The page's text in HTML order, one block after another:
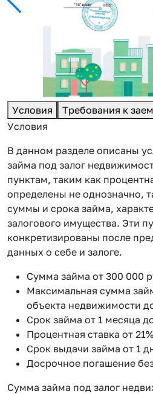
Условия
Требования к
Условия
В данном разделе описаны
займа под залог
пунктам, таким как
определены не однозначно,
суммы и срока займа,
залогового имущества. Эти
конкретизированы после
данных о себе и залоге.
Сумма займа от 300 000
Максимальная сумма
объекта недвижимости
Срок займа от 1 месяца
Процентная ставка от 21%
Срок выдачи займа от 1
Досрочное погашение
Сумма займа под залог